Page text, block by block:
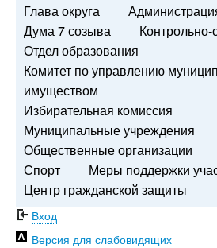
Глава округа
Дума 7 созыва
Контрольно-
Отдел образования
Комитет по управлению
имуществом
Избирательная комиссия
Муниципальные учреждения
Общественные организации
Спорт
Меры поддержки
Центр гражданской защиты
Вход
Версия для слабовидящих